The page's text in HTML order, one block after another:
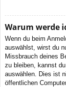
Warum werde
Wenn du beim
auswählst, wirst du
Missbrauch deines
zu bleiben, kannst
auswählen. Dies ist
öffentlichen